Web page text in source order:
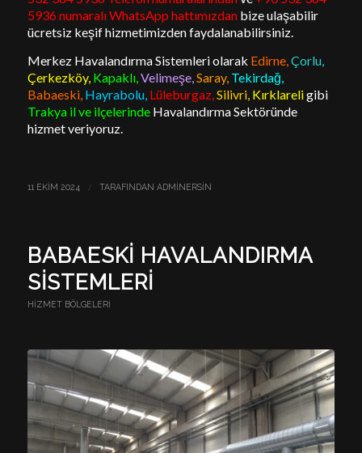
5936 numaralı WhatsApp hattımızdanbize ulaşabilir
ücretsiz keşif hizmetimizden faydalanabilirsiniz.
Merkez Havalandırma Sistemleri olarak Edirne,Çorlu,
Çerkezköy, Kapaklı,Velimeşe,Saray, Tekirdağ,
Babaeski, Hayrabolu, Lüleburgaz,Silivri, Kırklareligibi
Trakya il ve ilçelerindeHavalandırma Sektöründe
hizmet veriyoruz.
11 EKIM 2024 / TARAFINDAN ADMINERSIN
BABAESKI HAVALANDIRMA
SISTEMLERI
HIZMET BÖLGELERI